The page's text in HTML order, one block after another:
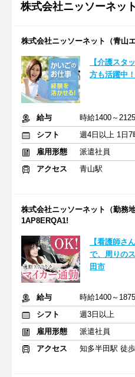
株式会社ニッソーネット
株式会社ニッソーネット（青山エ
【介護スタ
方も活躍中
給与
時給1400～
シフト
雇用形態
派遣社員
アクセス
青山駅
株式会社ニッソーネット（勤務
1AP8ERQA1!
【看護師さ
で、周りの
田市
給与
時給1400～
シフト
週3日以上
雇用形態
派遣社員
アクセス
知多半田駅 徒